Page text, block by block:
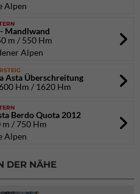
Alpen
Mandlwand
m / 550 Hm
Alpen
Asta Überschreitung
600 Hm / 1620 Hm
Berdo Quota 2012
m / 750 Hm
Alpen
DER NÄHE